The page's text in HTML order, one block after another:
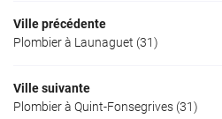
Ville précédente
Plombier à Launaguet (31)
Ville suivante
Plombier à Quint-Fonsegrives (31)